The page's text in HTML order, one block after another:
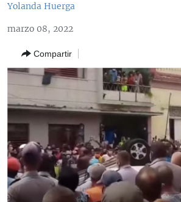
principal
la
búsqueda
SOBRE CUBA
OPINIÓN GRÁFICA
AUDIOVISUALES MARTÍ
RADIO MARTÍ
ESPECIALES
ESPECIALES
LA REALIDAD DE LA VIVIENDA EN CUBA
MULTIMEDIA
EDITORIALES
Yolanda Huerga
marzo 08, 2022
Compartir